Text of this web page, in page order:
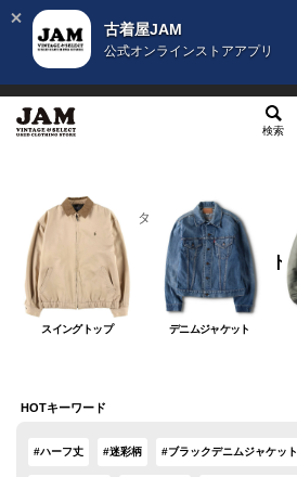
古着屋JAM
公式オンラインストアアプリ
検索
メンズ アウター ジャケット
ジャケット
スイングトップ デニムジャケット
HOTキーワード
#ハーフ丈 #迷彩柄 #ブラックデニムジャケット